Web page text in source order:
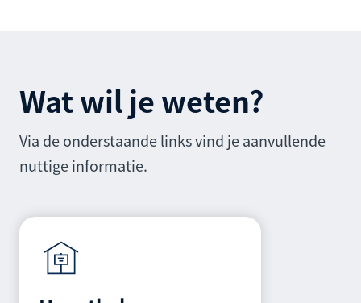
Wat wil je weten?
Via de onderstaande links vind je aanvullende
nuttige informatie.